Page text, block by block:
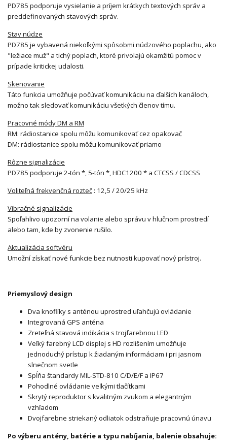
PD785 podporuje vysielanie a príjem krátkych textových správ a
preddefinovaných stavových správ.
Stav núdze
PD785 je vybavená niekoľkými spôsobmi núdzového poplachu, ako
"ležiace muž" a tichý poplach, ktoré privolajú okamžitú pomoc v
prípade kritickej udalosti.
Skenovanie
Táto funkcia umožňuje počúvať komunikáciu na ďalších kanáloch,
možno tak sledovať komunikáciu všetkých členov tímu.
Pracovné módy DM a RM
RM: rádiostanice spolu môžu komunikovať cez opakovač
DM: rádiostanice spolu môžu komunikovať priamo
Rôzne signalizácie
PD785 podporuje 2-tón *, 5-tón *, HDC1200 * a CTCSS / CDCSS
Voliteľná frekvenčná rozteč : 12,5 / 20/25 kHz
Vibračné signalizácie
Spoľahlivo upozorní na volanie alebo správu v hlučnom prostredí
alebo tam, kde by zvonenie rušilo.
Aktualizácia softvéru
Umožní získať nové funkcie bez nutnosti kupovať nový prístroj.
Priemyslový design
Dva knoflíky s anténou uprostred uľahčujú ovládanie
Integrovaná GPS anténa
Zreteľná stavová indikácia s trojfarebnou LED
Veľký farebný LCD displej s HD rozlišením umožňuje
jednoduchý prístup k žiadaným informáciam i pri jasnom
slnečnom svetle
Spĺňa štandardy MIL-STD-810 C/D/E/F a IP67
Pohodlné ovládanie veľkými tlačítkami
Skrytý reproduktor s kvalitným zvukom a elegantným
vzhľadom
Dvojfarebne striekaný odliatok odstraňuje pracovnú únavu
Po výberu antény, batérie a typu nabíjania, balenie obsahuje: